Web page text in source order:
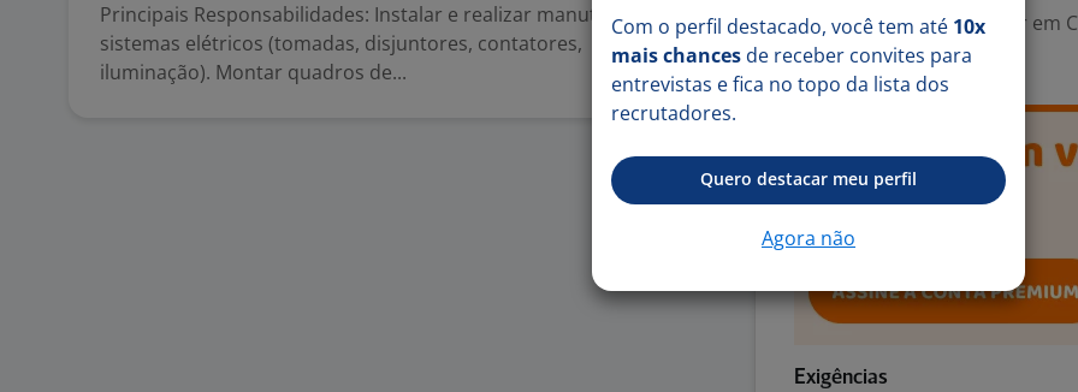
Principais Responsabilidades: Instalar e realizar manutenção em
sistemas elétricos (tomadas, disjuntores, contatores,
iluminação). Montar quadros de...
Área Profissional:Auxiliar em
Manutenção Elétrica
Exigências
Com o perfil destacado, você tem até 10x
mais chances de receber convites para
entrevistas e fica no topo da lista dos
recrutadores.
Quero destacar meu perfil
Agora não